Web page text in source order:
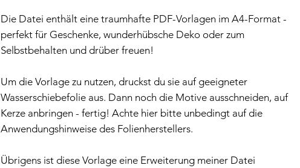
Die Datei enthält eine traumhafte PDF-Vorlagen im A4-Format -
perfekt für Geschenke, wunderhübsche Deko oder zum
Selbstbehalten und drüber freuen!
Um die Vorlage zu nutzen, druckst du sie auf geeigneter
Wasserschiebefolie aus. Dann noch die Motive ausschneiden, auf
Kerze anbringen - fertig! Achte hier bitte unbedingt auf die
Anwendungshinweise des Folienherstellers.
Übrigens ist diese Vorlage eine Erweiterung meiner Datei